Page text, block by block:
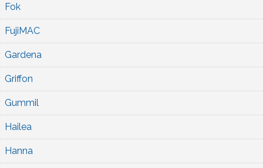
Fok
FujiMAC
Gardena
Griffon
Gummil
Hailea
Hanna